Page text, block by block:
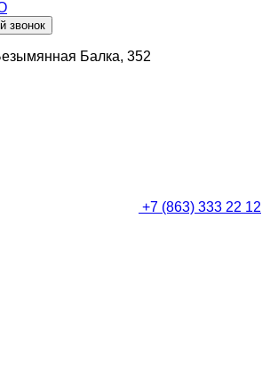
звонок
Балка, 352
+7 (863) 333 22 12